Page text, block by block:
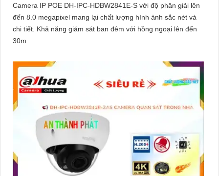
Camera IP POE DH-IPC-HDBW2841E-S với độ phân giải lên
đến 8.0 megapixel mang lại chất lượng hình ảnh sắc nét và
chi tiết. Khả năng giám sát ban đêm với hồng ngoại lên đến
30m